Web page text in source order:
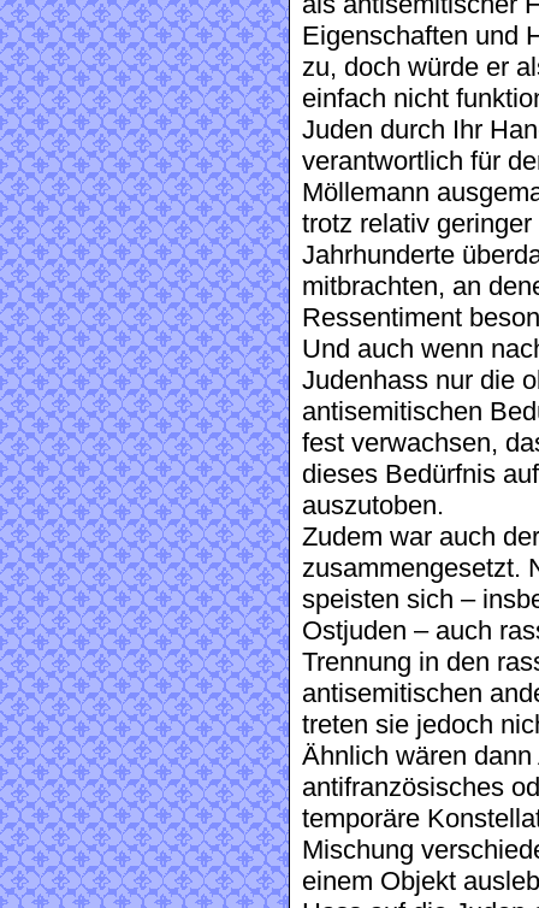
Eigenschaften und
zu, doch würde er
einfach nicht
Juden durch Ihr
verantwortlich für
Möllemann
trotz relativ
Jahrhunderte
mitbrachten, an
Ressentiment
Und auch wenn
Judenhass nur die
antisemitischen
fest verwachsen,
dieses Bedürfnis
auszutoben.
Zudem war auch
zusammengesetzt.
speisten sich –
Ostjuden – auch
Trennung in den
antisemitischen
treten sie jedoch
Ähnlich wären
antifranzösisches
temporäre
Mischung
einem Objekt